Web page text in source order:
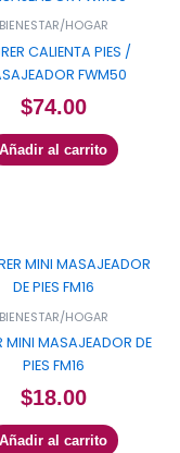
BIENESTAR/HOGAR
CALIENTA PIES /
FWM50
$74.00
Añadir al carrito
BIENESTAR/HOGAR
MINI MASAJEADOR DE
PIES FM16
$18.00
Añadir al carrito